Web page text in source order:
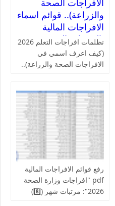
تظلمات افراجات التعلم 2026
(كيف اعرف اسمي في
الافراجات الصحة والزراعة)..
الصحة ومراقبات التعليم
رفع قوائم الافراجات المالية
pdf "افراجات وزارة الصحة
2026": مرتبات شهر (8️⃣)